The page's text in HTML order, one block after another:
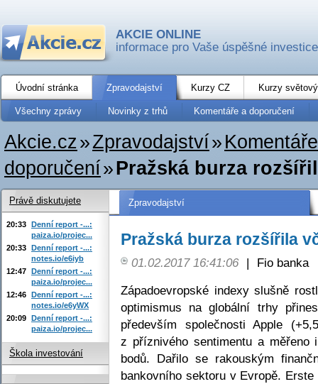
AKCIE ONLINE
informace pro Vaše úspěšné investice
Úvodní stránka Zpravodajství Kurzy CZ Kurzy
Všechny zprávy Novinky z trhů Komentáře a doporučení
Akcie.cz»Zpravodajství»
doporučení»Pražská burza
Zpravodajství
Pražská burza rozšířila
01.02.2017 16:41:06 |
Fio banka
Západoevropské indexy slušně
optimismus na globální trhy
především společnosti Apple
z příznivého sentimentu a měřeno
bodů. Dařilo se rakouským
bankovního sektoru v Evropě.
Právě diskutujete
20:33 Denní report -...:
paiza.io/projec...
20:33 Denní report -...:
notes.io/e6iyb
12:47 Denní report -...:
paiza.io/projec...
12:46 Denní report -...:
notes.io/e6yWX
20:09 Denní report -...:
paiza.io/projec...
Škola investování